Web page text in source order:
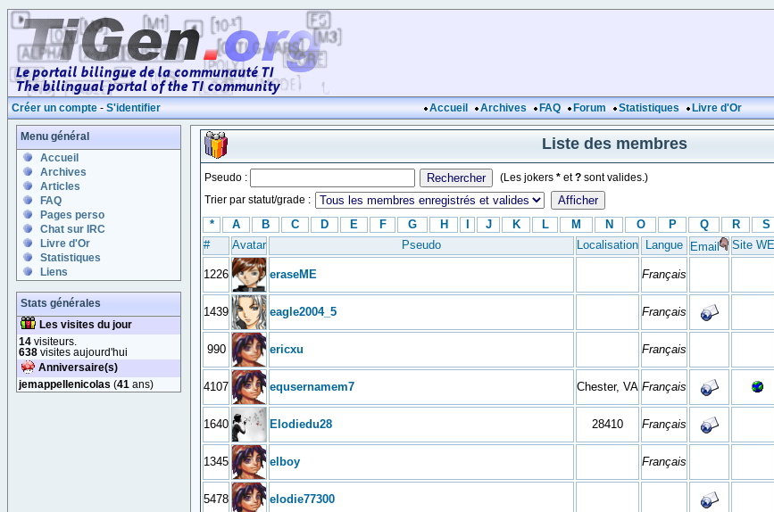
Créer un compte - S'identifier Accueil Archives FAQ Forum Statistiques Livre d'Or
Menu général
Accueil
Archives
Articles
FAQ
Pages perso
Chat sur IRC
Livre d'Or
Statistiques
Liens
Stats générales
Les visites du jour
14 visiteurs.
638 visites aujourd'hui
Anniversaire(s)
jemappellenicolas (41 ans)
Liste des membres
Pseudo : (Les jokers * et? sont valides.)
Trier par statut/grade :
* A B C D E F G H J K L M N O P Q R S
#
Avatar Pseudo Localisation Langue Email Site
1226 eraseME Français
1439 eagle2004_5 Français
990 ericxu Français
4107 equsernamem7 Chester, VA Français
1640 Elodiedu28 28410 Français
1345 elboy Français
5478 elodie77300